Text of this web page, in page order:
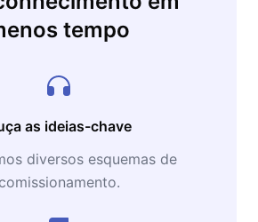
tempo
as ideias-chave
diversos esquemas de
comissionamento.